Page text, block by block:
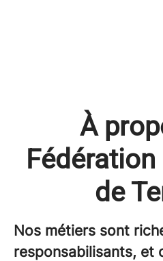
À
de
Nos métiers sont
responsabilisants, et